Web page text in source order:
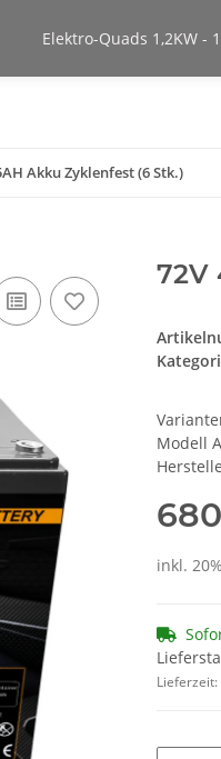
Elektro-Quads 1,2KW -
Akku Zyklenfest (6 Stk.)
72V
Modell
inkl.
Lieferzeit: